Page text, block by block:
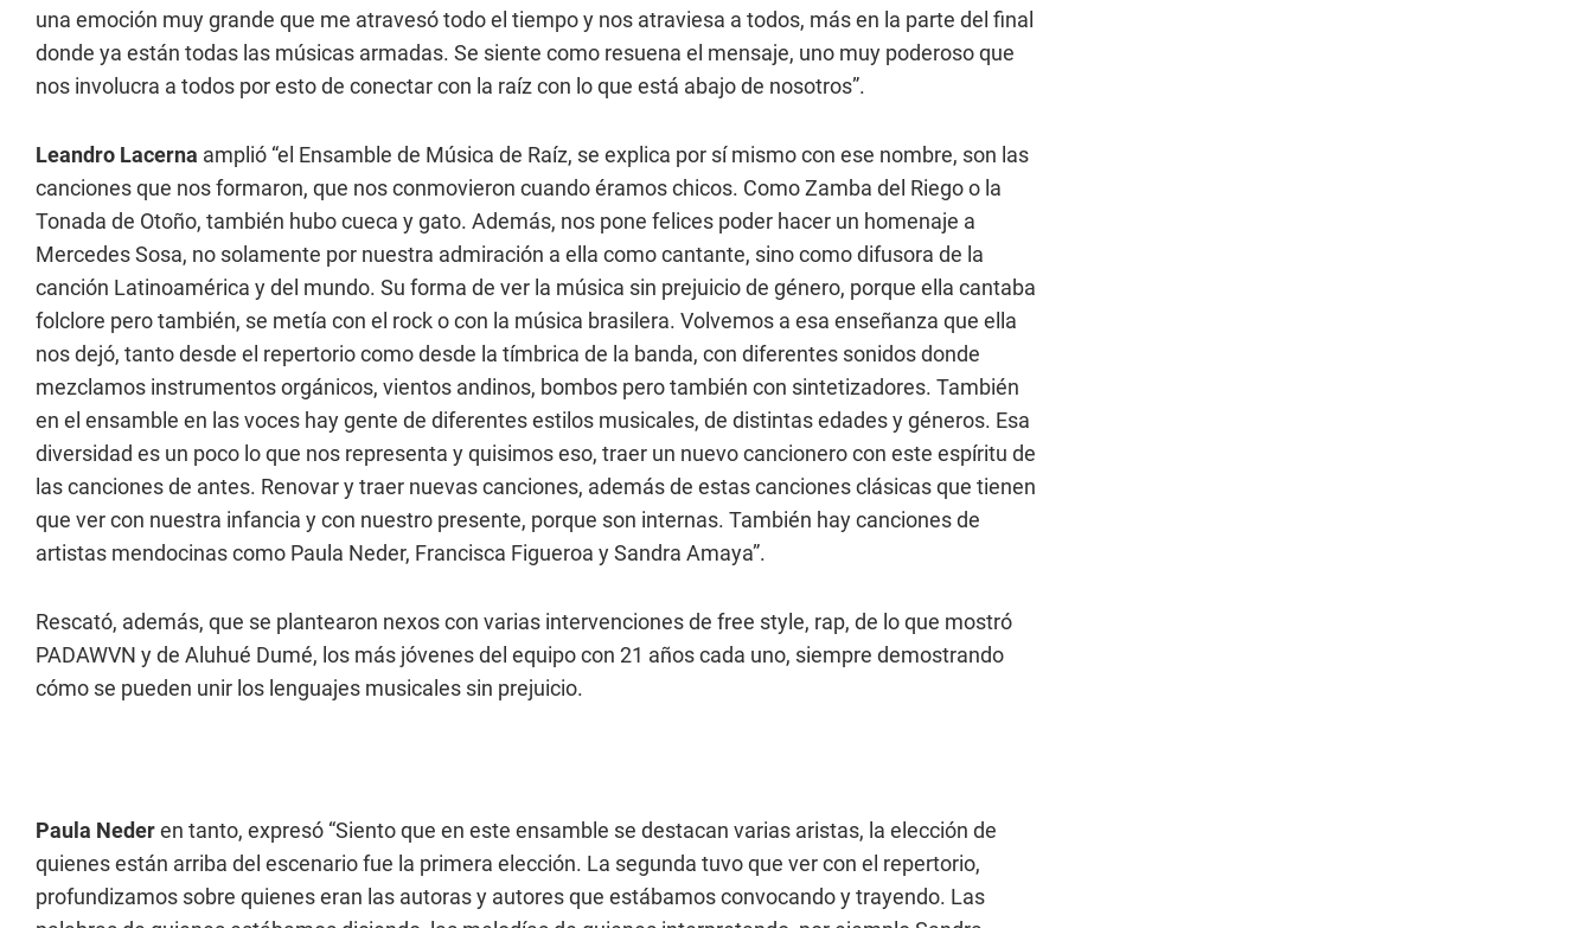
una emoción muy grande que me atravesó todo el tiempo y nos atraviesa a todos, más en la parte del final
donde ya están todas las músicas armadas. Se siente como resuena el mensaje, uno muy poderoso que
nos involucra a todos por esto de conectar con la raíz con lo que está abajo de nosotros”.
Leandro Lacerna amplió “el Ensamble de Música de Raíz, se explica por sí mismo con ese nombre, son las
canciones que nos formaron, que nos conmovieron cuando éramos chicos. Como Zamba del Riego o la
Tonada de Otoño, también hubo cueca y gato. Además, nos pone felices poder hacer un homenaje a
Mercedes Sosa, no solamente por nuestra admiración a ella como cantante, sino como difusora de la
canción Latinoamérica y del mundo. Su forma de ver la música sin prejuicio de género, porque ella cantaba
folclore pero también, se metía con el rock o con la música brasilera. Volvemos a esa enseñanza que ella
nos dejó, tanto desde el repertorio como desde la tímbrica de la banda, con diferentes sonidos donde
mezclamos instrumentos orgánicos, vientos andinos, bombos pero también con sintetizadores. También
en el ensamble en las voces hay gente de diferentes estilos musicales, de distintas edades y géneros. Esa
diversidad es un poco lo que nos representa y quisimos eso, traer un nuevo cancionero con este espíritu de
las canciones de antes. Renovar y traer nuevas canciones, además de estas canciones clásicas que tienen
que ver con nuestra infancia y con nuestro presente, porque son internas. También hay canciones de
artistas mendocinas como Paula Neder, Francisca Figueroa y Sandra Amaya”.
Rescató, además, que se plantearon nexos con varias intervenciones de free style, rap, de lo que mostró
PADAWVN y de Aluhué Dumé, los más jóvenes del equipo con 21 años cada uno, siempre demostrando
cómo se pueden unir los lenguajes musicales sin prejuicio.
Paula Nederen tanto, expresó “Siento que en este ensamble se destacan varias aristas, la elección de
quienes están arriba del escenario fue la primera elección. La segunda tuvo que ver con el repertorio,
profundizamos sobre quienes eran las autoras y autores que estábamos convocando y trayendo. Las